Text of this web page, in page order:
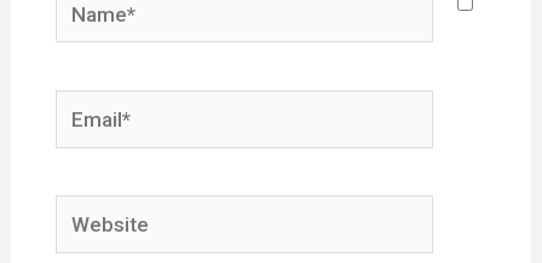
Email*
Website